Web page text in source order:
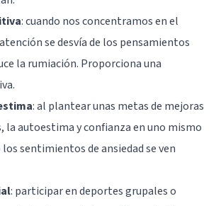
: cuando nos concentramos en el
se desvía de los pensamientos
la rumiación. Proporciona una
: al plantear unas metas de mejoras
la autoestima y confianza en uno mismo
sentimientos de ansiedad se ven
: participar en deportes grupales o